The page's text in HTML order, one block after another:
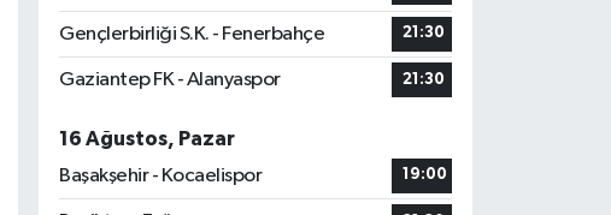
Gençlerbirliği S.K. - Fenerbahçe 21:30
Gaziantep FK - Alanyaspor 21:30
16 Ağustos, Pazar
Başakşehir - Kocaelispor
19:00